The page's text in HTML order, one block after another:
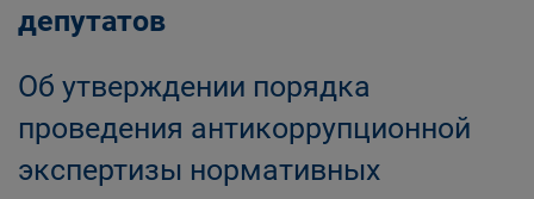
депутатов
Об утверждении порядка
проведения антикоррупционной
экспертизы нормативных